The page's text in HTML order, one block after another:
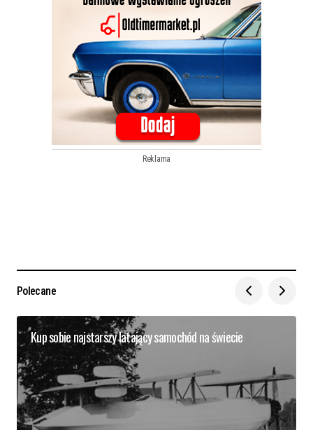
Reklama
Polecane
Kup sobie najstarszy latający samochód na świecie